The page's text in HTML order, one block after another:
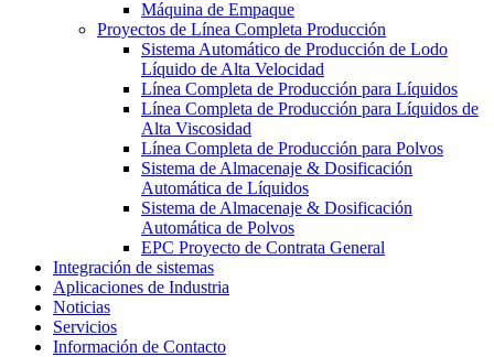
Máquina de Empaque
Proyectos de Línea Completa Producción
Sistema Automático de Producción de Lodo
Líquido de Alta Velocidad
Línea Completa de Producción para Líquidos
Línea Completa de Producción para Líquidos de
Alta Viscosidad
Línea Completa de Producción para Polvos
Sistema de Almacenaje & Dosificación
Automática de Líquidos
Sistema de Almacenaje & Dosificación
Automática de Polvos
EPC Proyecto de Contrata General
Integración de sistemas
Aplicaciones de Industria
Noticias
Servicios
Información de Contacto